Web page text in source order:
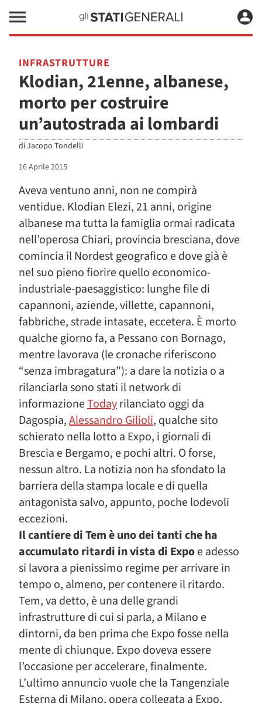
INFRASTRUTTURE
Klodian, 21enne, albanese,
morto per costruire
un’autostrada ai lombardi
diJacopo Tondelli
16 Aprile 2015
Aveva ventuno anni, non ne compirà
ventidue. Klodian Elezi, 21 anni, origine
albanese ma tutta la famiglia ormai radicata
nell’operosa Chiari, provincia bresciana, dove
comincia il Nordest geografico e dove già è
nel suo pieno fiorire quello economico-
industriale-paesaggistico: lunghe file di
capannoni, aziende, villette, capannoni,
fabbriche, strade intasate, eccetera. È morto
qualche giorno fa, a Pessano con Bornago,
mentre lavorava (le cronache riferiscono
“senza imbragatura”): a dare la notizia o a
rilanciarla sono stati il network di
informazioneTodayrilanciato oggi da
Dagospia,Alessandro Gilioli, qualche sito
schierato nella lotto a Expo, i giornali di
Brescia e Bergamo, e pochi altri. O forse,
nessun altro. La notizia non ha sfondato la
barriera della stampa locale e di quella
antagonista salvo, appunto, poche lodevoli
eccezioni.
Il cantiere di Tem è uno dei tanti che ha
accumulato ritardi in vista di Expoe adesso
si lavora a pienissimo regime per arrivare in
tempo o, almeno, per contenere il ritardo.
Tem, va detto, è una delle grandi
infrastrutture di cui si parla, a Milano e
dintorni, da ben prima che Expo fosse nella
mente di chiunque. Expo doveva essere
l’occasione per accelerare, finalmente.
L’ultimo annuncio vuole che la Tangenziale
Esterna di Milano, opera collegata a Expo,